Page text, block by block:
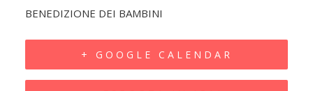
BENEDIZIONE DEI BAMBINI
+ GOOGLE CALENDAR